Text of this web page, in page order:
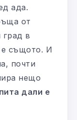
ада.
от
в
е същото. И
почти
нещо
дали е